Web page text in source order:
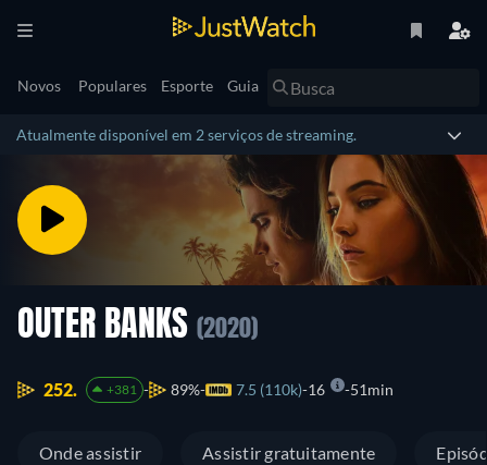
Novos Populares Esporte Guia
Atualmente disponível em 2 serviços de streaming.
OUTER BANKS (2020)
252. +381 89% 7.5 (110k) 16 51min
Onde assistir Assistir gratuitamente